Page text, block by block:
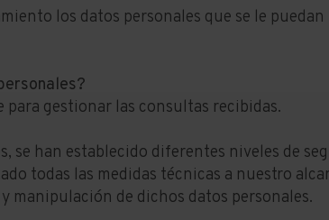
los datos personales que se le
gestionar las consultas recibidas.
se han establecido diferentes niveles de
todas las medidas técnicas a nuestro
manipulación de dichos datos personales.